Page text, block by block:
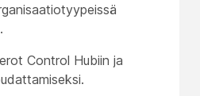
Control Hubiin ja